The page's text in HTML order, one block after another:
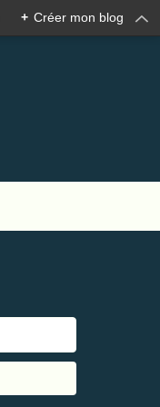
+ Créer mon blog